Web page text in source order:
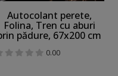
Autocolant perete,
Folina, Tren cu aburi
pădure, 67x200 cm
0.00